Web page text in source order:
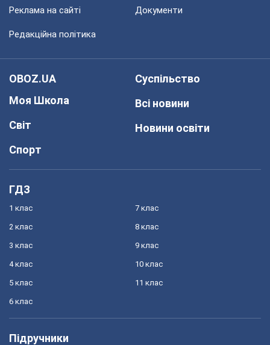
Реклама на сайті Документи
Редакційна політика
OBOZ.UA
Моя Школа
Світ
Спорт
Суспільство
Всі новини
Новини освіти
ГДЗ
1 клас
2 клас
3 клас
4 клас
5 клас
6 клас
7 клас
8 клас
9 клас
10 клас
11 клас
Підручники